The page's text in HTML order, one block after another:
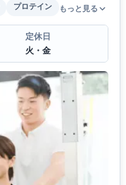
プロテイン もっと見る
定休日
火・金